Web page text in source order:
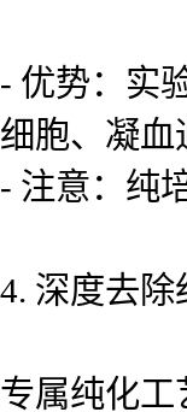
- 优势：实
细胞、凝血
- 注意：纯
4. 深度去
专属纯化工